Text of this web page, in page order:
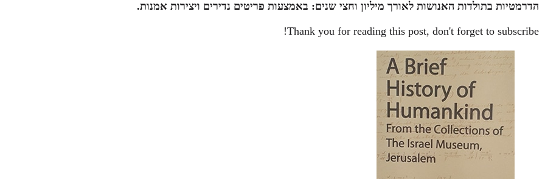
הדרמטיות בתולדות האנושות לאורך מיליון וחצי שנים: באמצעות פריטים נדירים ויצירות אמנות.
Thank you for reading this post, don't forget to subscribe!